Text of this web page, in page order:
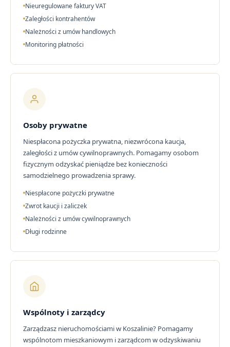
Nieuregulowane faktury VAT
Zaległości kontrahentów
Należności z umów handlowych
Monitoring płatności
Osoby prywatne
Niespłacona pożyczka prywatna, niezwrócona kaucja,
zaległości z umów cywilnoprawnych. Pomagamy osobom
fizycznym odzyskać pieniądze bez konieczności
samodzielnego prowadzenia sprawy.
Niespłacone pożyczki prywatne
Zwrot kaucji i zaliczek
Należności z umów cywilnoprawnych
Długi rodzinne
Wspólnoty i zarządcy
Zarządzasz nieruchomościami w Koszalinie? Pomagamy
wspólnotom mieszkaniowym i zarządcom w odzyskiwaniu